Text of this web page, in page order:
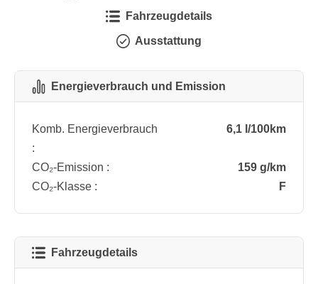
Fahrzeugdetails
Ausstattung
Energieverbrauch und Emission
Komb. Energieverbrauch
:
6,1 l/100km
CO₂-Emission :
159 g/km
CO₂-Klasse :
F
Fahrzeugdetails